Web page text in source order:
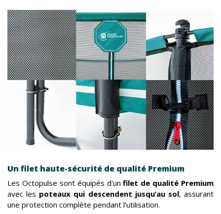
Un filet haute-sécurité de qualité Premium
Les Octopulse sont équipés d'un filet de qualité Premium
avec les poteaux qui descendent jusqu’au sol, assurant
une protection complète pendant l’utilisation.